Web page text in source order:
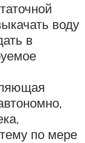
воду
в
по мере